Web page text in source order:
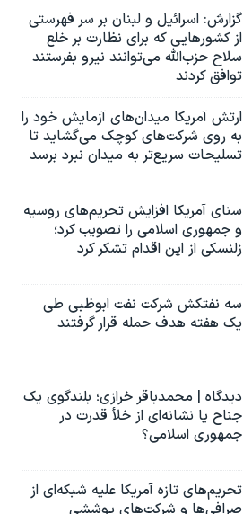
گزارش‌: اسرائيل و لبنان بر سر فهرستی
از کشورهایی که برای نظارت بر خلع
سلاح حزب‌الله می‌توانند نیرو بفرستند
توافق کردند
ارتش آمریکا میدان‌های آزمایش خود را
به روی شرکت‌های کوچک می‌گشاید تا
تسلیحات سریع‌تر به میدان نبرد برسد
سنای آمریکا افزایش تحریم‌های روسیه
و جمهوری اسلامی را تصویب کرد؛
زلنسکی از این اقدام تشکر کرد
سه نفتکش شرکت نفت ابوظبی طی
یک هفته هدف حمله قرار گرفتند
دیدگاه | محمدباقر خرازی؛ بلندگوی یک
جناح یا نشانه‌ای از خلأ قدرت در
جمهوری اسلامی؟
تحریم‌های تازه آمریکا علیه شبکه‌ای از